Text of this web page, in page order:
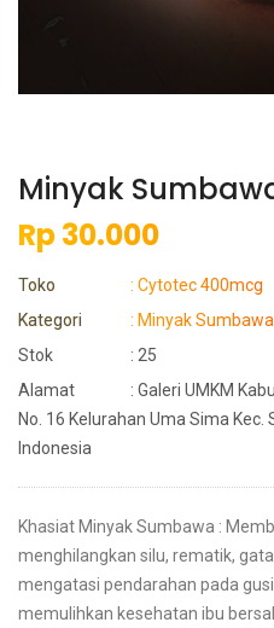
Minyak
Rp 30.000
Toko
: Cytotec 400mcg
Kategori
: Minyak Sumbawa
Stok
: 25
Alamat
: Galeri UMKM
No. 16 Kelurahan Uma Sima
Indonesia
Khasiat Minyak Sumbawa :
menghilangkan silu, rematik,
mengatasi pendarahan pada
memulihkan kesehatan ibu